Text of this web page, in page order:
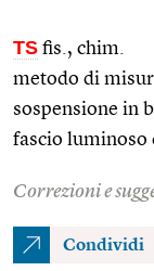
TS fis., chim.
metodo di
sospensione in
fascio luminoso
Correzioni e
Condividi